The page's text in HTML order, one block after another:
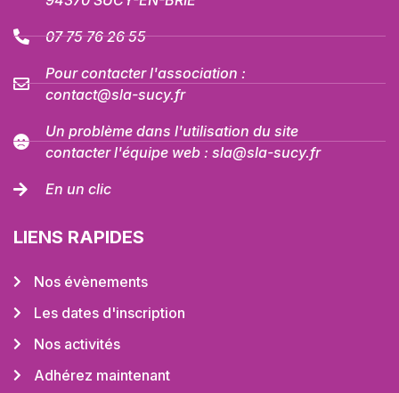
07 75 76 26 55
Pour contacter l'association :
contact@sla-sucy.fr
Un problème dans l'utilisation du site
contacter l'équipe web : sla@sla-sucy.fr
En un clic
LIENS RAPIDES
Nos évènements
Les dates d'inscription
Nos activités
Adhérez maintenant